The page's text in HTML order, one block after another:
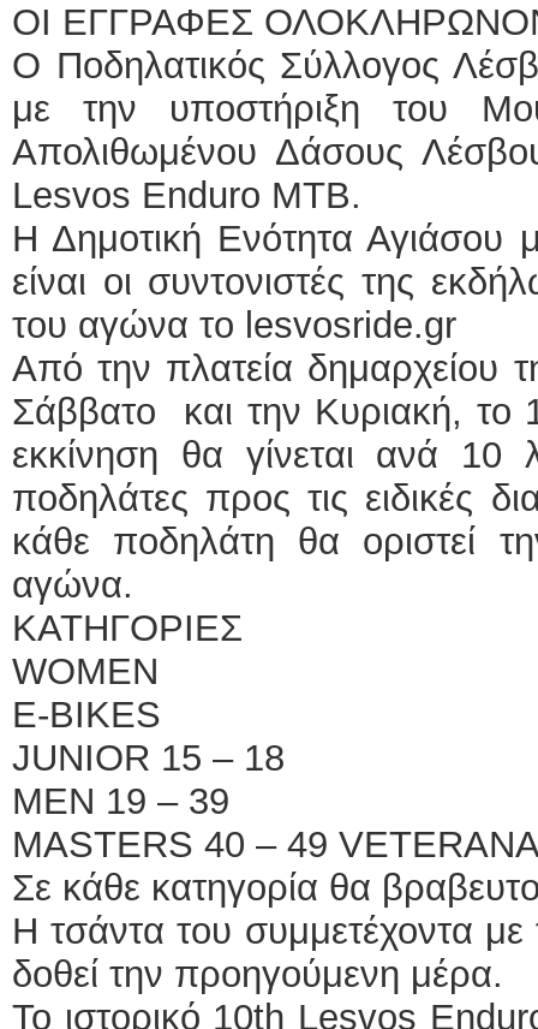
ΟΙ ΕΓΓΡΑΦΕΣ
Ο Ποδηλατικός Σύλλογος
με την υποστήριξη του
Απολιθωμένου Δάσους
Lesvos Enduro MTB.
Η Δημοτική Ενότητα Αγιάσου
είναι οι συντονιστές της
του αγώνα το lesvosride.gr
Από την πλατεία δημαρχείου
Σάββατο και την Κυριακή,
εκκίνηση θα γίνεται ανά
ποδηλάτες προς τις ειδικές
κάθε ποδηλάτη θα οριστεί
αγώνα.
ΚΑΤΗΓΟΡΙΕΣ
WOMEN
E-BIKES
JUNIOR 15 – 18
MEN 19 – 39
MASTERS 40 – 49
Σε κάθε κατηγορία θα
Η τσάντα του συμμετέχοντα
δοθεί την προηγούμενη μέρα.
Το ιστορικό 10th Lesvos